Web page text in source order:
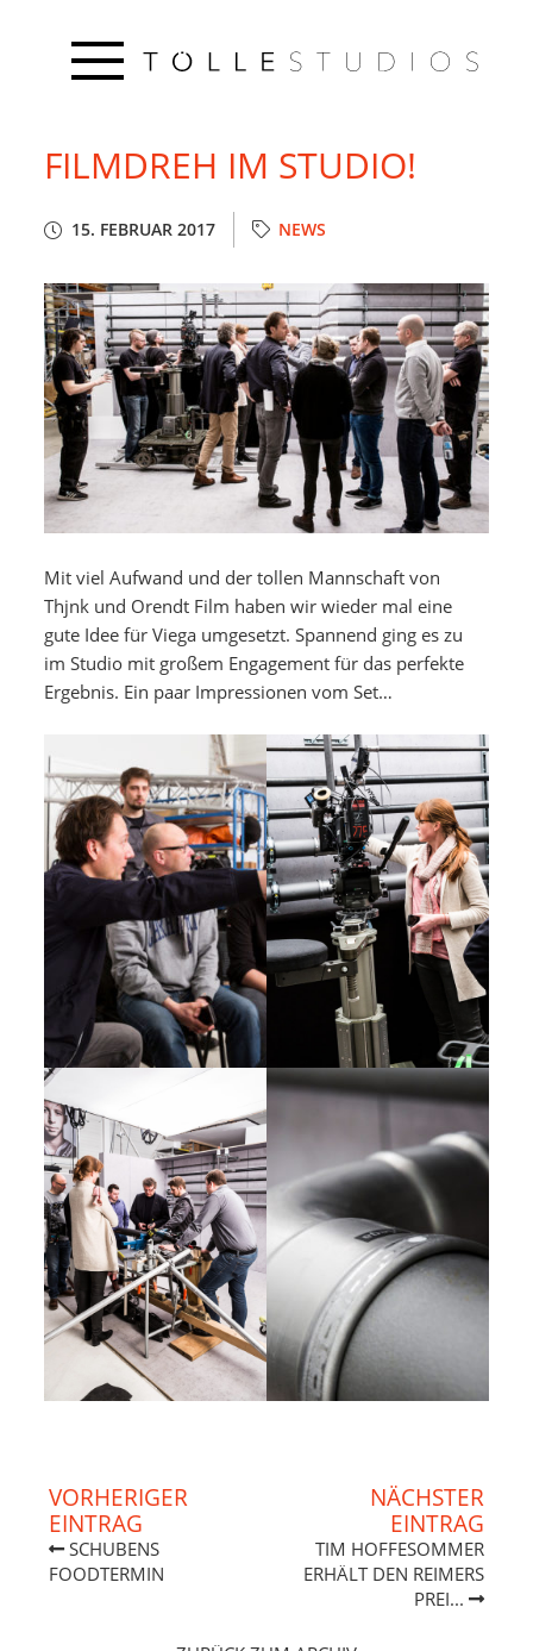
FILMDREH IM STUDIO!
15. FEBRUAR 2017 NEWS
Mit viel Aufwand und der tollen Mannschaft von
Thjnk und Orendt Film haben wir wieder mal eine
gute Idee für Viega umgesetzt. Spannend ging es zu
im Studio mit großem Engagement für das perfekte
Ergebnis. Ein paar Impressionen vom Set…
VORHERIGER
EINTRAG
SCHUBENS
FOODTERMIN
NÄCHSTER
EINTRAG
TIM HOFFESOMMER
ERHÄLT DEN REIMERS
PREI...